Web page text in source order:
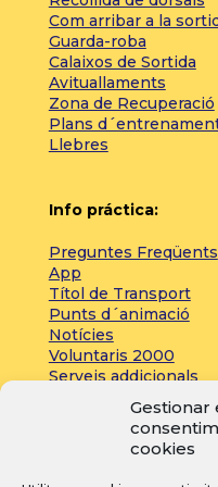
Gestionar
cookies
Com arribar a la
Guarda-roba
Calaixos de Sortida
Avituallaments
Zona de Recuperació
Plans
Llebres
Info práctica:
Preguntes Freqüents
App
Títol de Transport
Punts d´animació
Notícies
Voluntaris 2000
Serveis addicionals
Zona de prensa: